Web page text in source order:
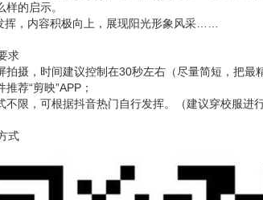
的启示。
挥，内容积极向上，展现阳光形象风采……
求
拍摄，时间建议控制在30秒左右（尽量简短，把最
推荐“剪映”APP；
不限，可根据抖音热门自行发挥。（建议穿校服进行
式